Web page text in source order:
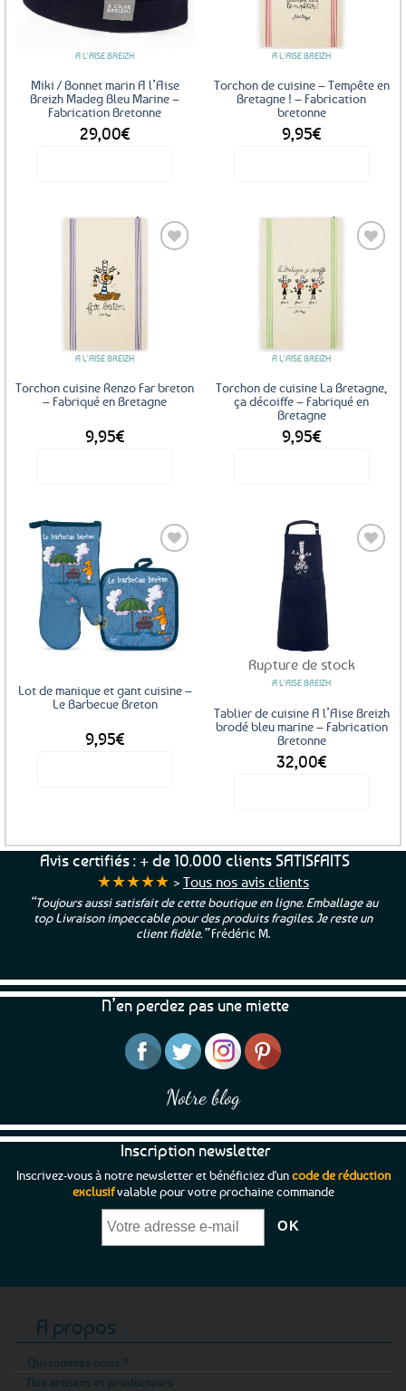
A L'AISE BREIZH
Miki / Bonnet marin A l’Aise
Breizh Madeg Bleu Marine –
Fabrication Bretonne
29,00€
A L'AISE BREIZH
Torchon de cuisine – Tempête en
Bretagne ! – Fabrication
bretonne
9,95€
A L'AISE BREIZH
Torchon cuisine Renzo Far breton
– Fabriqué en Bretagne
9,95€
A L'AISE BREIZH
Torchon de cuisine La Bretagne,
ça décoiffe – Fabriqué en
Bretagne
9,95€
Ajouter
aux
favoris
Lot de manique et gant cuisine –
Le Barbecue Breton
9,95€
Rupture de stock
A L'AISE BREIZH
Tablier de cuisine A l’Aise Breizh
brodé bleu marine – Fabrication
Bretonne
32,00€
Avis certifiés : + de 10.000 clients SATISFAITS
★★★★★ > Tous nos avis clients
“Toujours aussi satisfait de cette boutique en ligne. Emballage au
top Livraison impeccable pour des produits fragiles. Je reste un
client fidèle.”Frédéric M.
N’en perdez pas une miette
Notre blog
Inscription newsletter
Inscrivez-vous à notre newsletter et bénéficiez d'uncode de réduction
exclusifvalable pour votre prochaine commande
A propos
Qui sommes-nous ?
Nos artisans et producteurs